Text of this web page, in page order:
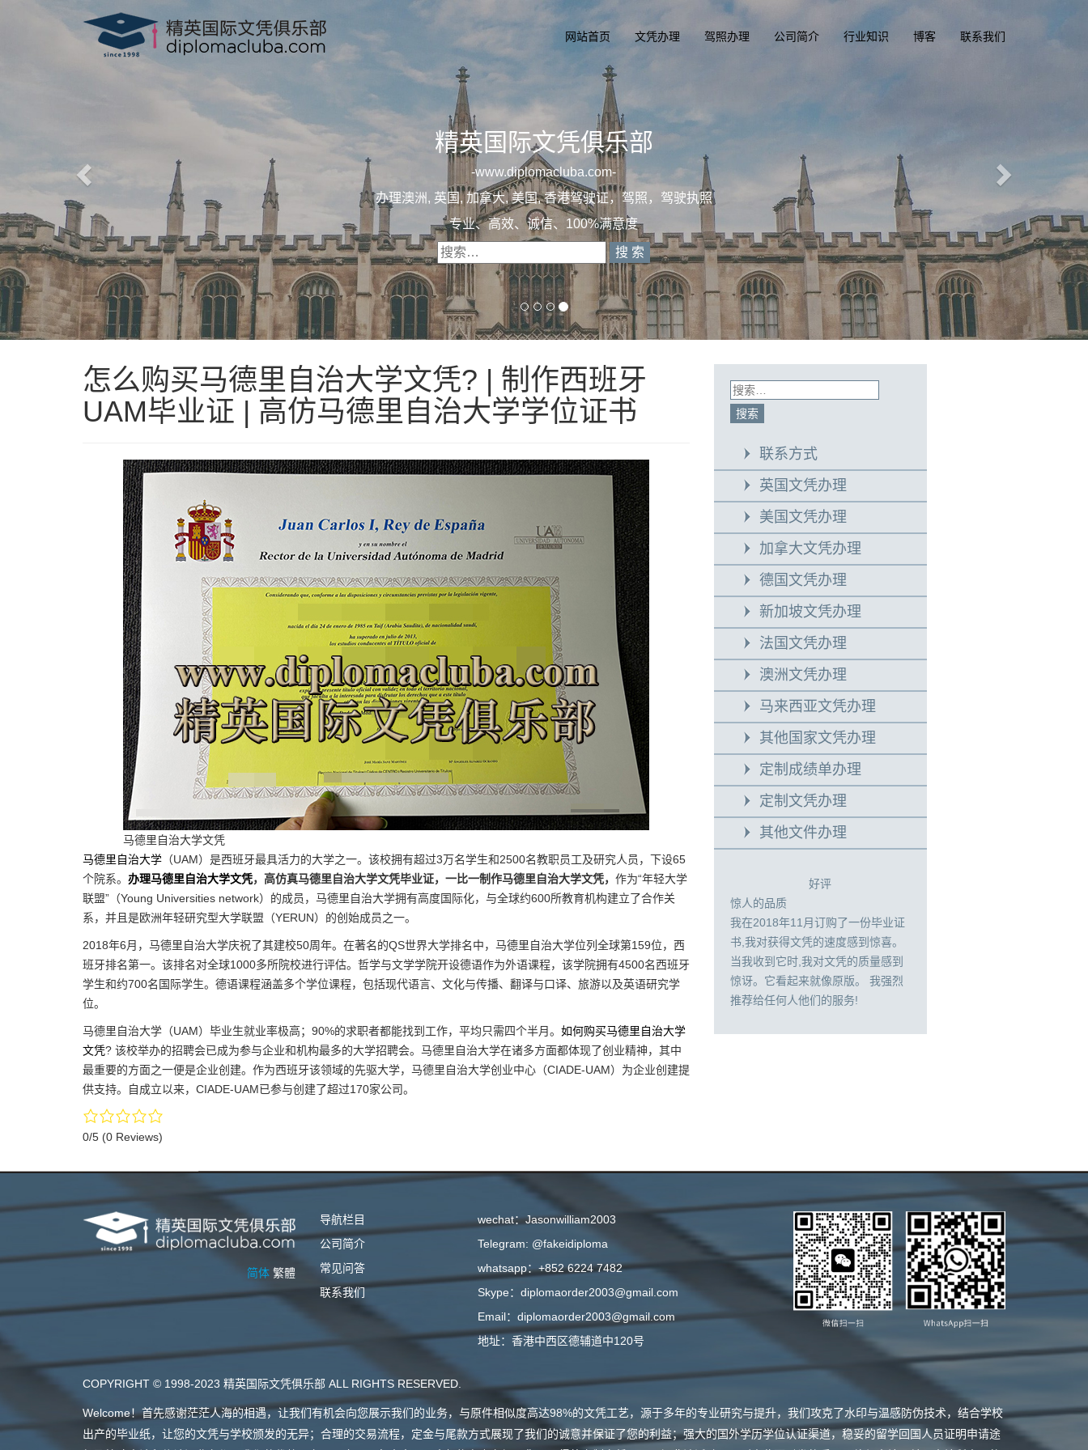
网站首页 文凭办理 驾照办理 公司简介 行业知识 博客 联系我们
精英国际文凭俱乐部
-www.diplomacluba.com
办理澳洲, 英国, 加拿大, 美国, 香港驾驶证，驾照，驾驶执照
专业、高效、诚信、100%满意度
怎么购买马德里自治大学文凭? | 制作西班牙
UAM毕业证 | 高仿马德里自治大学学位证书
马德里自治大学文凭
马德里自治大学 （UAM）是西班牙最具活力的大学之一。该校拥有超过3万名学生和2500名教职员工及研究人员，下设65
个院系。 办理马德里自治大学文凭，高仿真马德里自治大学文凭毕业证，一比一制作马德里自治大学文凭， 作为“年轻大学
联盟”（Young Universities network）的成员，马德里自治大学拥有高度国际化，与全球约600所教育机构建立了合作关
系，并且是欧洲年轻研究型大学联盟（YERUN）的创始成员之一。
2018年6月，马德里自治大学庆祝了其建校50周年。在著名的QS世界大学排名中，马德里自治大学位列全球第159位，西
班牙排名第一。该排名对全球1000多所院校进行评估。哲学与文学学院开设德语作为外语课程，该学院拥有4500名西班牙
学生和约700名国际学生。德语课程涵盖多个学位课程，包括现代语言、文化与传播、翻译与口译、旅游以及英语研究学
位。
马德里自治大学（UAM）毕业生就业率极高；90%的求职者都能找到工作，平均只需四个半月。 如何购买马德里自治大学
文凭? 该校举办的招聘会已成为参与企业和机构最多的大学招聘会。马德里自治大学在诸多方面都体现了创业精神，其中
最重要的方面之一便是企业创建。作为西班牙该领域的先驱大学，马德里自治大学创业中心（CIADE-UAM）为企业创建提
供支持。自成立以来，CIADE-UAM已参与创建了超过170家公司。
0/5 (0 Reviews)
联系方式
英国文凭办理
美国文凭办理
加拿大文凭办理
德国文凭办理
新加坡文凭办理
法国文凭办理
澳洲文凭办理
马来西亚文凭办理
其他国家文凭办理
定制成绩单办理
定制文凭办理
其他文件办理
好评
惊人的品质
我在2018年11月订购了一份毕业证
书,我对获得文凭的速度感到惊喜。
当我收到它时,我对文凭的质量感到
惊讶。它看起来就像原版。 我强烈
推荐给任何人他们的服务!
简体 繁體
导航栏目
公司简介
常见问答
联系我们
wechat：Jasonwilliam2003
Telegram: @fakeidiploma
whatsapp：+852 6224 7482
Skype：diplomaorder2003@gmail.com
Email：diplomaorder2003@gmail.com
地址：香港中西区德辅道中120号
COPYRIGHT © 1998-2023 精英国际文凭俱乐部 ALL RIGHTS RESERVED.
Welcome！首先感谢茫茫人海的相遇，让我们有机会向您展示我们的业务，与原件相似度高达98%的文凭工艺，源于多年的专业研究与提升，我们攻克了水印与温感防伪技术，结合学校
出产的毕业纸，让您的文凭与学校颁发的无异；合理的交易流程，定金与尾款方式展现了我们的诚意并保证了您的利益；强大的国外学历学位认证渠道，稳妥的留学回国人员证明申请途